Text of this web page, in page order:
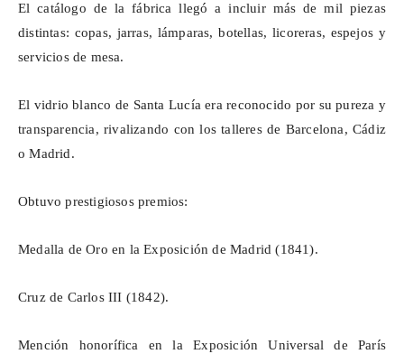
El catálogo de la fábrica llegó a incluir más de mil piezas
distintas: copas, jarras, lámparas, botellas, licoreras, espejos y
servicios de mesa.
El vidrio blanco de Santa Lucía era reconocido por su pureza y
transparencia, rivalizando con los talleres de Barcelona, Cádiz
o Madrid.
Obtuvo prestigiosos premios:
Medalla de Oro en la Exposición de Madrid (1841).
Cruz de Carlos III (1842).
Mención honorífica en la Exposición Universal de París